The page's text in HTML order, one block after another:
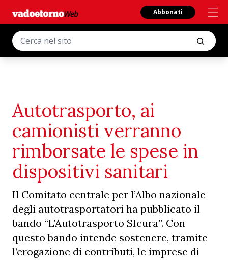
Abbonati
Autotrasporto, ai
camionisti verranno
rimborsate le spese in
dispositivi sanitari
Il Comitato centrale per l’Albo nazionale
degli autotrasportatori ha pubblicato il
bando “L’Autotrasporto SIcura”. Con
questo bando intende sostenere, tramite
l’erogazione di contributi, le imprese di